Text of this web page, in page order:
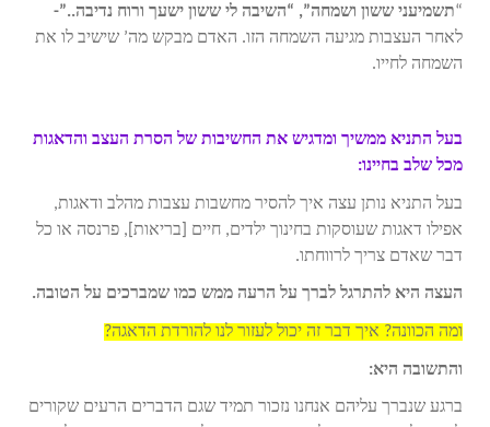
“תשמיעני ששון ושמחה”, “השיבה לי ששון ישעך ורוח נדיבה..”-
לאחר העצבות מגיעה השמחה הזו. האדם מבקש מה’ שישיב לו את
השמחה לחייו.
בעל התניא ממשיך ומדגיש את החשיבות של הסרת העצב והדאגות
מכל שלב בחיינו:
בעל התניא נותן עצה איך להסיר מחשבות עצבות מהלב ודאגות,
אפילו דאגות שעוסקות בחינוך ילדים, חיים [בריאות], פרנסה או כל
דבר שאדם צריך לרווחתו.
העצה היא להתרגל לברך על הרעה ממש כמו שמברכים על הטובה.
ומה הכוונה? איך דבר זה יכול לעזור לנו להורדת הדאגה?
והתשובה היא:
ברגע שנברך עליהם אנחנו נזכור תמיד שגם הדברים הרעים שקורים